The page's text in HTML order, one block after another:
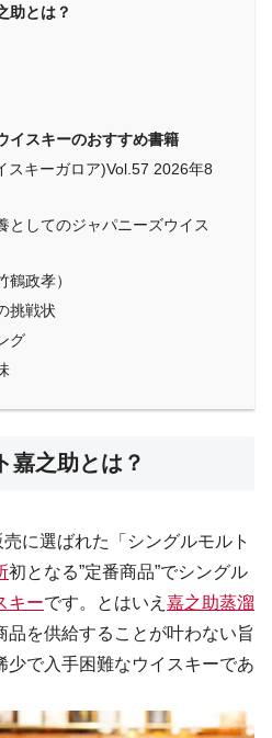
助とは？
イスキーのおすすめ書籍
スキーガロア)Vol.57 2026年8
としてのジャパニーズウイス
鶴政孝）
挑戦状
グ
嘉之助とは？
に選ばれた「シングルモルト
初となる”定番商品”でシングル
キーです。とはいえ 嘉之助蒸溜
品を供給することが叶わない旨
少で入手困難なウイスキーであ